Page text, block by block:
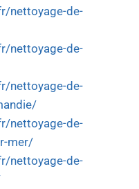
nettoyage-de-
nettoyage-de-
nettoyage-de-
nettoyage-de-
mer/
nettoyage-de-